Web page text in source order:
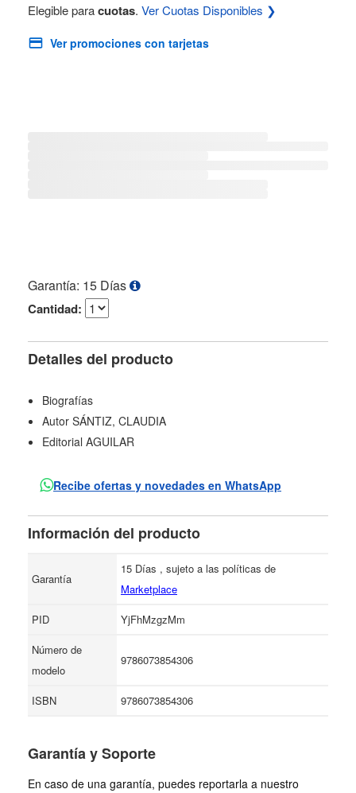
Elegible paracuotas. Ver Cuotas Disponibles ❯
Ver promociones con tarjetas
Garantía: 15 Días
Cantidad:
Detalles del producto
Biografías
Autor SÁNTIZ, CLAUDIA
Editorial AGUILAR
Recibe ofertas y novedades en WhatsApp
Información del producto
Garantía
15 Días , sujeto a las políticas de
Marketplace
PID
YjFhMzgzMm
Número de
modelo
9786073854306
ISBN 9786073854306
Garantía y Soporte
En caso de una garantía, puedes reportarla a nuestro